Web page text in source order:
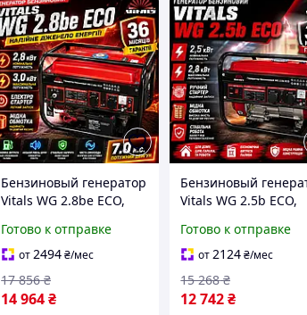
Бензиновый генератор
Vitals WG 2.8be ECO,
электростартер
Готово к отправке
от2494₴/мес
14 964₴
17 856 ₴
Бензиновый
Vitals WG 2.5b ECO,
стартер
Готово к отправке
от2124₴/мес
12 742₴
15 268 ₴